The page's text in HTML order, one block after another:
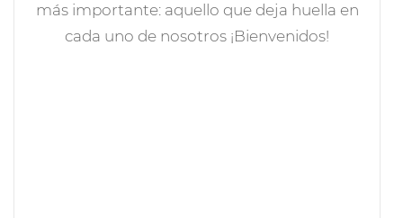
más importante: aquello que deja huella en
cada uno de nosotros ¡Bienvenidos!